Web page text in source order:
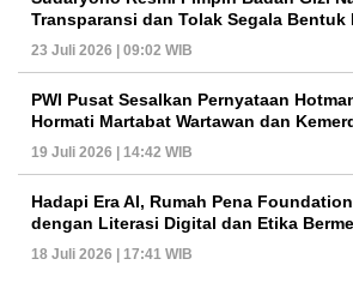
Transparansi dan Tolak Segala Bentuk
23 Juli 2026 | 09:02 WIB
PWI Pusat Sesalkan Pernyataan
Hormati Martabat Wartawan dan
19 Juli 2026 | 14:42 WIB
Hadapi Era AI, Rumah Pena
dengan Literasi Digital dan Etika
18 Juli 2026 | 17:41 WIB